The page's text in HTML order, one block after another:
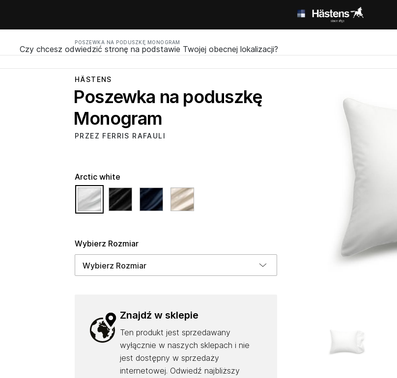
POSZEWKA NA PODUSZKĘ MONOGRAM
Czy chcesz odwiedzić stronę na podstawie Twojej obecnej lokalizacji?
HÄSTENS
Poszewka na poduszkę
Monogram
PRZEZ FERRIS RAFAULI
Wybierz Rozmiar
Arctic white
selected
Znajdź w sklepie
Ten produkt jest sprzedawany
wyłącznie w naszych sklepach i nie
jest dostępny w sprzedaży
internetowej. Odwiedź najbliższy